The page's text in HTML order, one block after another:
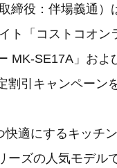
締役：伴場義通）
ト「コストコオン
MK-SE17A」およ
引キャンペーン
適にするキッチ
ズの人気モデルで